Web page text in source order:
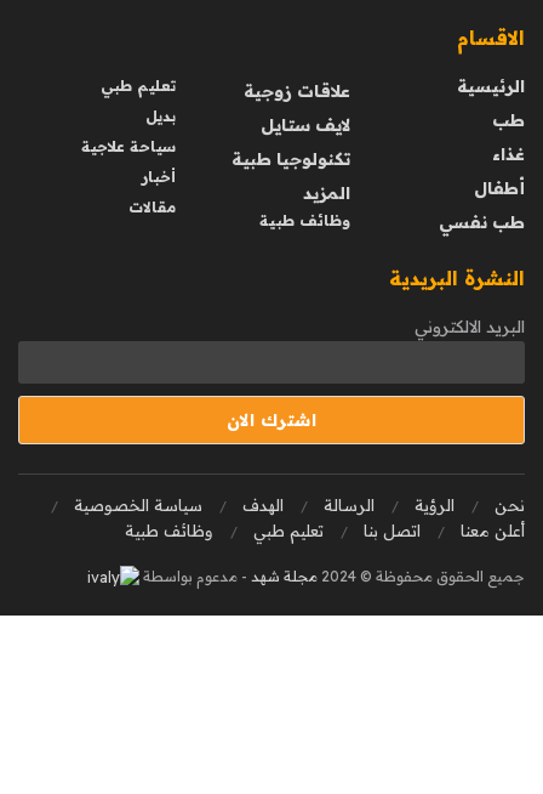
الاقسام
الرئيسية
طب
غذاء
أطفال
طب نفسي
علاقات زوجية
لايف ستايل
تكنولوجيا طبية
المزيد
وظائف طبية
تعليم طبي
بديل
سياحة علاجية
أخبار
مقالات
النشرة البريدية
البريد الالكتروني
نحن الرؤية الرسالة الهدف
سياسة الخصوصية
أعلن معنا
اتصل بنا تعليم طبي وظائف طبية
جميع الحقوق محفوظة © 2024 مجلة شهد - مدعوم بواسطة